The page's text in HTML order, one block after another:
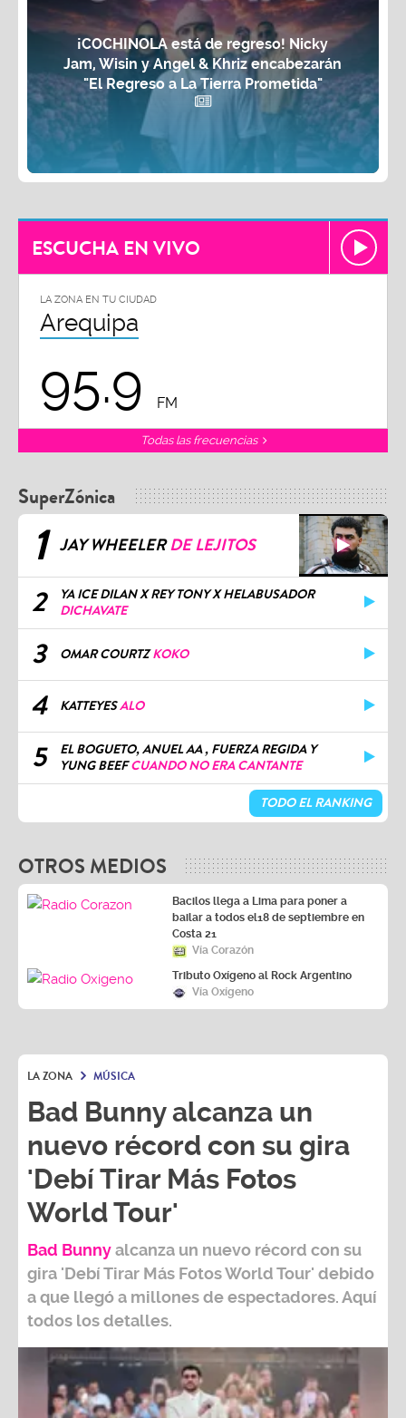
¡COCHINOLA está de regreso! Nicky
Jam, Wisin y Angel & Khriz encabezarán
"El Regreso a La Tierra Prometida"
ESCUCHA EN VIVO
LA ZONA EN TU CIUDAD
Arequipa
95.9 FM
Todas las frecuencias
SuperZónica
1 JAY WHEELERDE LEJITOS
2
YA ICE DILAN X REY TONY X HELABUSADOR
DICHAVATE
3 OMAR COURTZKOKO
4 KATTEYESALO
5
EL BOGUETO, ANUEL AA , FUERZA REGIDA Y
YUNG BEEFCUANDO NO ERA CANTANTE
TODO EL RANKING
OTROS MEDIOS
Bacilos llega a Lima para poner a
bailar a todos el18 de septiembre en
Costa 21
Vía Corazón
Tributo Oxígeno al Rock Argentino
Vía Oxígeno
LA ZONA MÚSICA
Bad Bunny alcanza un
nuevo récord con su gira
'Debí Tirar Más Fotos
World Tour'
Bad Bunnyalcanza un nuevo récord con su
gira 'Debí Tirar Más Fotos World Tour' debido
a que llegó a millones de espectadores. Aquí
todos los detalles.